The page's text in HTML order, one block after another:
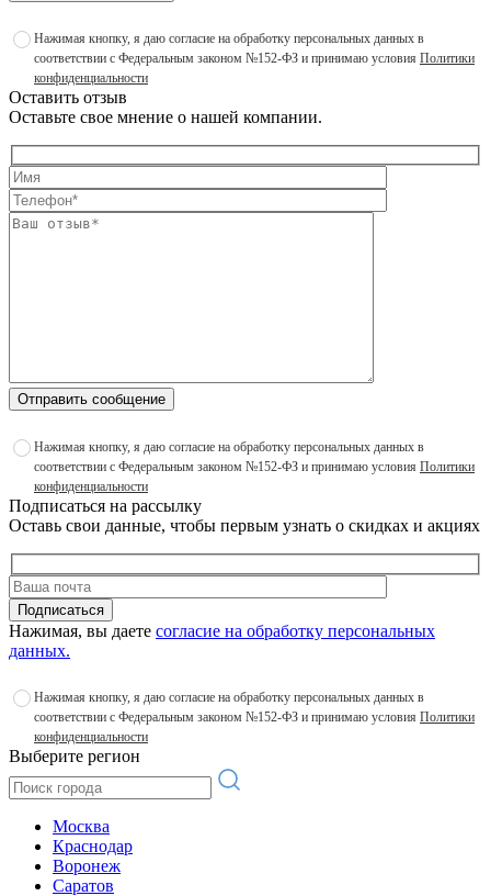
Нажимая кнопку, я даю согласие на обработку персональных данных в
соответствии с Федеральным законом №152-ФЗ и принимаю условия Политики
конфиденциальности
Оставить отзыв
Оставьте свое мнение о нашей компании.
Отправить сообщение
Нажимая кнопку, я даю согласие на обработку персональных данных в
соответствии с Федеральным законом №152-ФЗ и принимаю условия Политики
конфиденциальности
Подписаться на рассылку
Оставь свои данные, чтобы первым узнать о скидках и акциях
Подписаться
Нажимая, вы даете согласие на обработку персональных
данных.
Нажимая кнопку, я даю согласие на обработку персональных данных в
соответствии с Федеральным законом №152-ФЗ и принимаю условия Политики
конфиденциальности
Выберите регион
Москва
Краснодар
Воронеж
Саратов